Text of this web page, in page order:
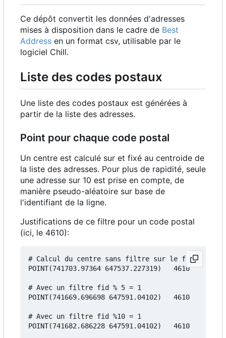
Ce dépôt convertit les données d'adresses
mises à disposition dans le cadre de Best
Address en un format csv, utilisable par le
logiciel Chill.
Liste des codes postaux
Une liste des codes postaux est générées à
partir de la liste des adresses.
Point pour chaque code postal
Un centre est calculé sur et fixé au centroide de
la liste des adresses. Pour plus de rapidité, seule
une adresse sur 10 est prise en compte, de
manière pseudo-aléatoire sur base de
l'identifiant de la ligne.
Justifications de ce filtre pour un code postal
(ici, le 4610):
# Calcul du centre sans filtre sur le fid:
POINT(741703.97364 647537.227319)	4610
# Avec un filtre fid % 5 = 1
POINT(741669.696698 647591.04102)	4610
# Avec un filtre fid %10 = 1